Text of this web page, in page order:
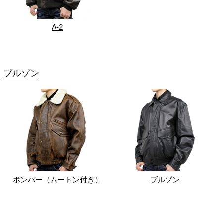
A-2
ブルゾン
ボンバー（ムートン付き） ブルゾン